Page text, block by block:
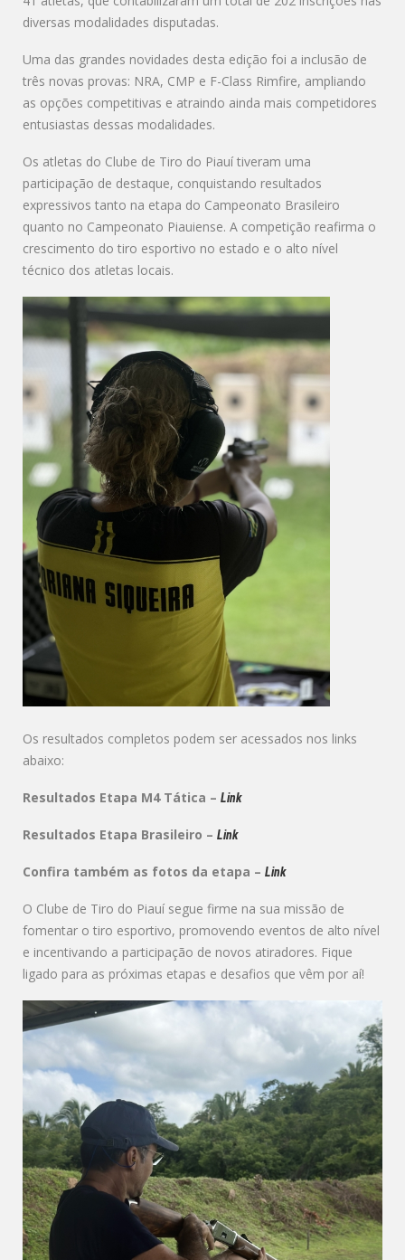
diversas modalidades disputadas.
Uma das grandes novidades desta edição foi a inclusão de
três novas provas: NRA, CMP e F-Class Rimfire, ampliando
as opções competitivas e atraindo ainda mais competidores
entusiastas dessas modalidades.
Os atletas do Clube de Tiro do Piauí tiveram uma
participação de destaque, conquistando resultados
expressivos tanto na etapa do Campeonato Brasileiro
quanto no Campeonato Piauiense. A competição reafirma o
crescimento do tiro esportivo no estado e o alto nível
técnico dos atletas locais.
Os resultados completos podem ser acessados nos links
abaixo:
Resultados Etapa M4 Tática – Link
Resultados Etapa Brasileiro – Link
Confira também as fotos da etapa – Link
O Clube de Tiro do Piauí segue firme na sua missão de
fomentar o tiro esportivo, promovendo eventos de alto nível
e incentivando a participação de novos atiradores. Fique
ligado para as próximas etapas e desafios que vêm por aí!